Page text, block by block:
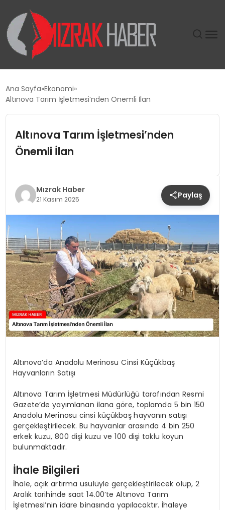
DÜNYA
SPOR
TEKNOLOJI
YAŞAM
Ana Sayfa Ekonomi
Altınova Tarım İşletmesi’nden Önemli İlan
Altınova Tarım İşletmesi’nden
Önemli İlan
Mızrak Haber
21 Kasım 2025 Paylaş
Altınova’da Anadolu Merinosu Cinsi Küçükbaş
Hayvanların Satışı
Altınova Tarım İşletmesi Müdürlüğü tarafından Resmi
Gazete’de yayımlanan ilana göre, toplamda 5 bin 150
Anadolu Merinosu cinsi küçükbaş hayvanın satışı
gerçekleştirilecek. Bu hayvanlar arasında 4 bin 250
erkek kuzu, 800 dişi kuzu ve 100 dişi toklu koyun
bulunmaktadır.
İhale Bilgileri
İhale, açık artırma usulüyle gerçekleştirilecek olup, 2
Aralık tarihinde saat 14.00’te Altınova Tarım
İşletmesi’nin idare binasında yapılacaktır. İhaleye